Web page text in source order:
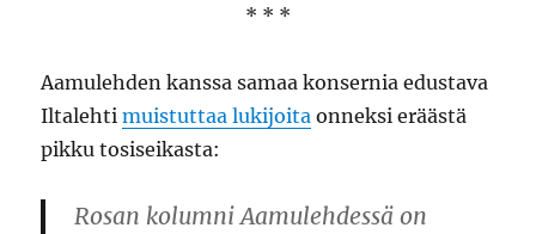
* * *
Aamulehden kanssa samaa konsernia edustava
Iltalehtimuistuttaa lukijoita onneksi eräästä
pikku tosiseikasta:
Rosan kolumni Aamulehdessä on